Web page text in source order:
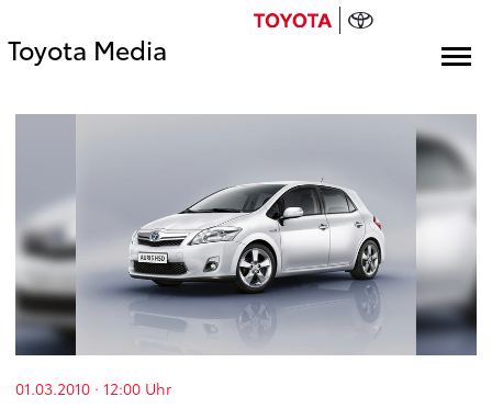
Toyota Media
01.03.2010 · 12:00 Uhr